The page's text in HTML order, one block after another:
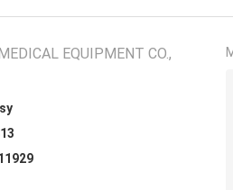
EQUIPMENT CO.,